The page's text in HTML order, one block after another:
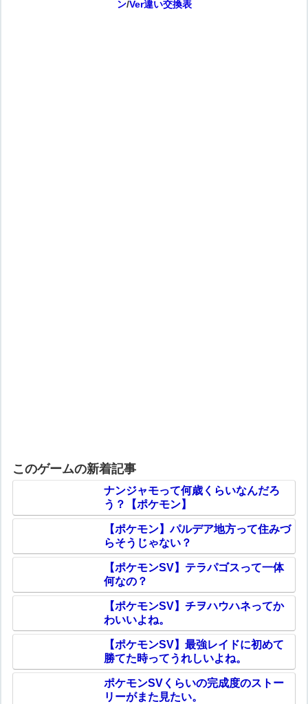
ン/Ver違い交換表
このゲームの新着記事
ナンジャモって何歳くらいなんだろ
う？【ポケモン】
【ポケモン】パルデア地方って住みづ
らそうじゃない？
【ポケモンSV】テラパゴスって一体
何なの？
【ポケモンSV】チヲハウハネってか
わいいよね。
【ポケモンSV】最強レイドに初めて
勝てた時ってうれしいよね。
ポケモンSVくらいの完成度のストー
リーがまた見たい。